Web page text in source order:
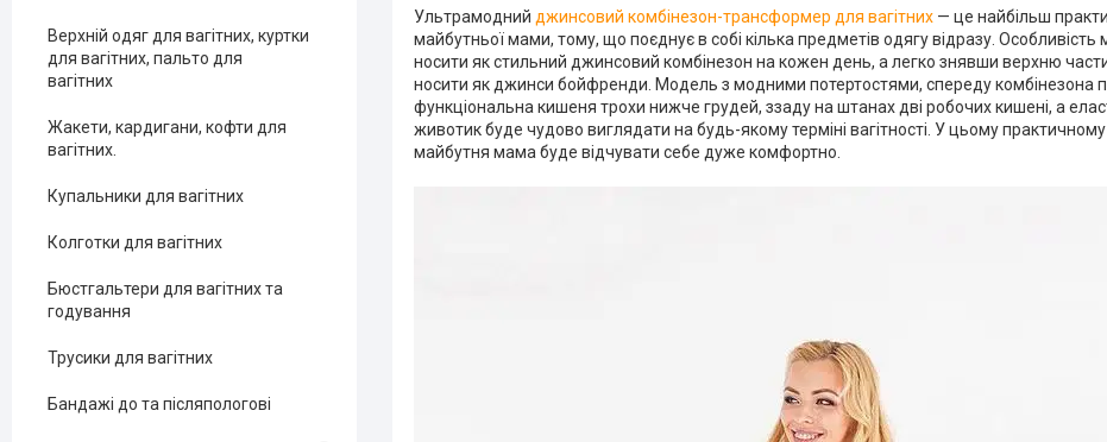
Ультрамодний джинсовий комбінезон-трансформер для вагітних — це найбільш
майбутньої мами, тому, що поєднує в собі кілька предметів одягу відразу.
носити як стильний джинсовий комбінезон на кожен день, а легко знявши верхню
носити як джинси бойфренди. Модель з модними потертостями, спереду комбінезона
функціональна кишеня трохи нижче грудей, ззаду на штанах дві робочих кишені, а
животик буде чудово виглядати на будь-якому терміні вагітності. У цьому практичному
майбутня мама буде відчувати себе дуже комфортно.
Верхній одяг для вагітних, куртки
для вагітних, пальто для
вагітних
Жакети, кардигани, кофти для
вагітних.
Купальники для вагітних
Колготки для вагітних
Бюстгальтери для вагітних та
годування
Трусики для вагітних
Бандажі до та післяпологові